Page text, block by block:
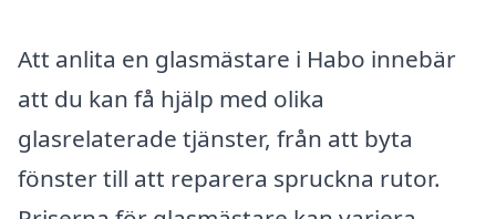
Att anlita en glasmästare i Habo innebär
att du kan få hjälp med olika
glasrelaterade tjänster, från att byta
fönster till att reparera spruckna rutor.